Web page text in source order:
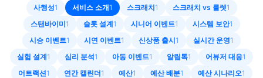
사행성1 서비스 소개1 스크래치1 스크래치 vs 룰렛1
스탠바이미1 슬롯 설계1 시니어 이벤트1 시스템 보안1
시승 이벤트1 시연 이벤트1 신상품 출시1 실시간 운영1
실험 설계1 심리 분석1 아동 이벤트1 알림톡1 어뷰저 대응1
어트랙션1 연간 캘린더1 예산1 예산 배분1 예산 시나리오1